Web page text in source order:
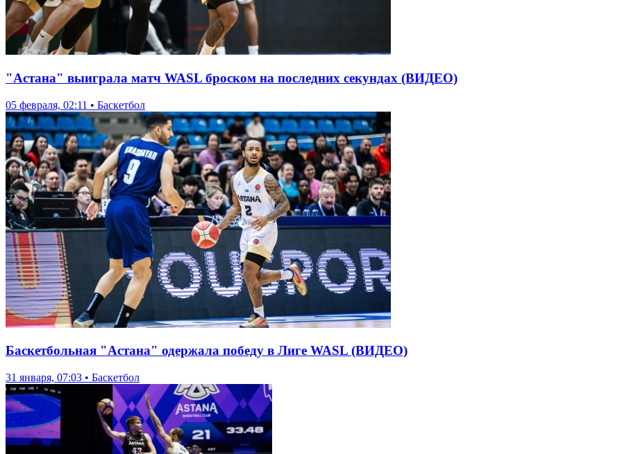
"Астана" выиграла матч WASL броском на последних секундах (ВИДЕО)
05 февраля, 02:11 • Баскетбол
Баскетбольная "Астана" одержала победу в Лиге WASL (ВИДЕО)
31 января, 07:03 • Баскетбол